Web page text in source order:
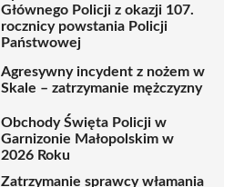
Głównego Policji z okazji 107.
rocznicy powstania Policji
Państwowej
Agresywny incydent z nożem w
Skale – zatrzymanie mężczyzny
Obchody Święta Policji w
Garnizonie Małopolskim w
2026 Roku
Zatrzymanie sprawcy włamania